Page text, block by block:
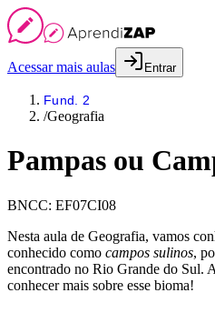
Acessar mais aulas Entrar
Fund. 2
/Geografia
Pampas ou
BNCC: EF07CI08
Nesta aula de Geografia, vamos
conhecido como campos sulinos,
encontrado no Rio Grande do Sul.
conhecer mais sobre esse bioma!